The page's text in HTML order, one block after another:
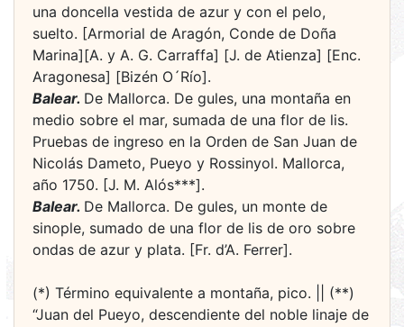
una doncella vestida de azur y con el pelo,
suelto. [Armorial de Aragón, Conde de Doña
Marina][A. y A. G. Carraffa] [J. de Atienza] [Enc.
Aragonesa] [Bizén O´Río].
Balear. De Mallorca. De gules, una montaña en
medio sobre el mar, sumada de una flor de lis.
Pruebas de ingreso en la Orden de San Juan de
Nicolás Dameto, Pueyo y Rossinyol. Mallorca,
año 1750. [J. M. Alós***].
Balear. De Mallorca. De gules, un monte de
sinople, sumado de una flor de lis de oro sobre
ondas de azur y plata. [Fr. d’A. Ferrer].
(*) Término equivalente a montaña, pico. || (**)
“Juan del Pueyo, descendiente del noble linaje de